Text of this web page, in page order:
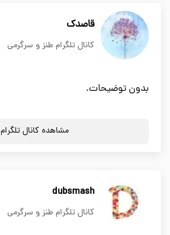
قاصدک
کانال تلگرام طنز و سرگرمی
بدون توضیحات.
مشاهده کانال تلگرام
dubsmash
کانال تلگرام طنز و سرگرمی